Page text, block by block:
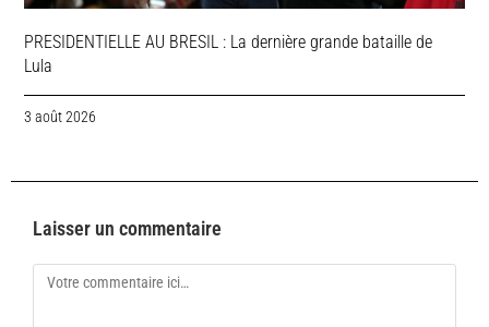
PRESIDENTIELLE AU BRESIL : La dernière grande bataille de
Lula
3 août 2026
Laisser un commentaire